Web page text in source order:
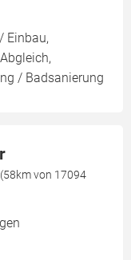
Einbau,
/ Badsanierung
von 17094